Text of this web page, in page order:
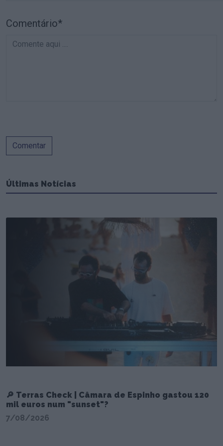
Comentário*
Comentar
Últimas Notícias
🔎 Terras Check | Câmara de Espinho gastou 120
mil euros num "sunset"?
7/08/2026